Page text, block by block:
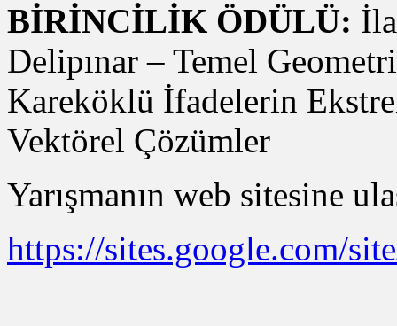
BİRİNCİLİK ÖDÜLÜ:
Delipınar – Temel
Kareköklü İfadelerin
Vektörel Çözümler
Yarışmanın web sitesine
https://sites.google.com/